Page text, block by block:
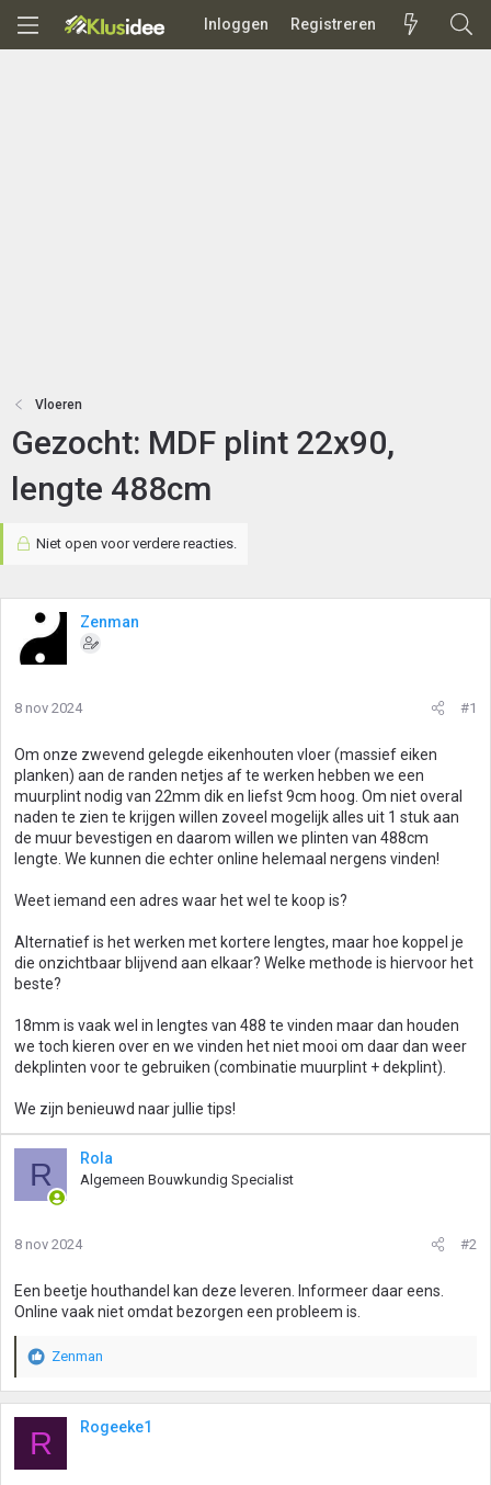
Inloggen Registreren
Vloeren
Gezocht: MDF plint 22x90,
lengte 488cm
Niet open voor verdere reacties.
Zenman
8 nov 2024 #1
Om onze zwevend gelegde eikenhouten vloer (massief eiken
planken) aan de randen netjes af te werken hebben we een
muurplint nodig van 22mm dik en liefst 9cm hoog. Om niet overal
naden te zien te krijgen willen zoveel mogelijk alles uit 1 stuk aan
de muur bevestigen en daarom willen we plinten van 488cm
lengte. We kunnen die echter online helemaal nergens vinden!
Weet iemand een adres waar het wel te koop is?
Alternatief is het werken met kortere lengtes, maar hoe koppel je
die onzichtbaar blijvend aan elkaar? Welke methode is hiervoor het
beste?
18mm is vaak wel in lengtes van 488 te vinden maar dan houden
we toch kieren over en we vinden het niet mooi om daar dan weer
dekplinten voor te gebruiken (combinatie muurplint + dekplint).
We zijn benieuwd naar jullie tips!
R Rola
Algemeen Bouwkundig Specialist
8 nov 2024 #2
Een beetje houthandel kan deze leveren. Informeer daar eens.
Online vaak niet omdat bezorgen een probleem is.
W
a
Zenman
R Rogeeke1